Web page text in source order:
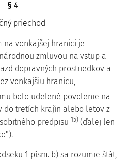
§ 4
priechod
na vonkajšej hranici je
zmluvou na vstup a
dopravných prostriedkov a
vonkajšiu hranicu,
bolo udelené povolenie na
do tretích krajín alebo letov z
predpisu 15) (ďalej len
1 písm. b) sa rozumie štát,